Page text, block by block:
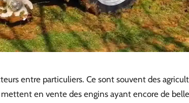
entre particuliers. Ce sont souvent des
en vente des engins ayant encore de